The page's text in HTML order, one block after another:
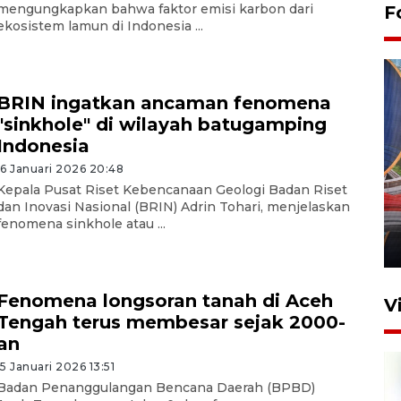
bahwa faktor emisi karbon dari
lamun di Indonesia ...
ingatkan ancaman fenomena
di wilayah batugamping
Januari 2026 20:48
Pusat Riset Kebencanaan Geologi Badan Riset
Inovasi Nasional (BRIN) Adrin Tohari, menjelaskan
sinkhole atau ...
longsoran tanah di Aceh
terus membesar sejak 2000-
Januari 2026 13:51
Penanggulangan Bencana Daerah (BPBD)
Komisi V DPR tinjau
perlintasan sebidang di
Stasiun Bogor